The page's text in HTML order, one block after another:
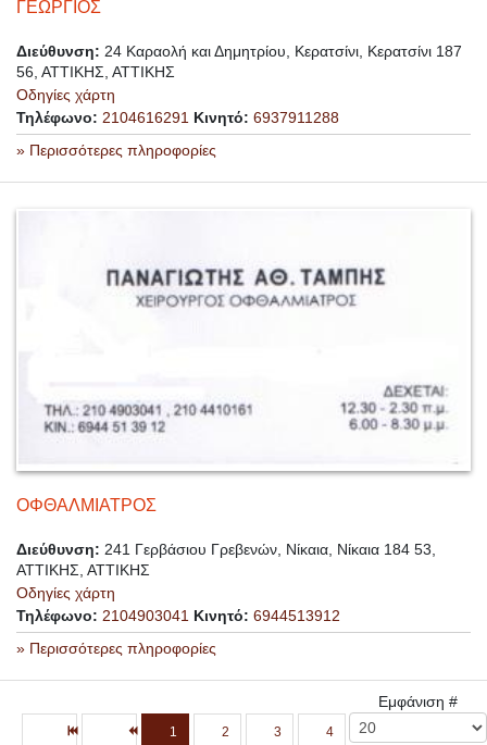
ΓΕΩΡΓΙΟΣ
Διεύθυνση: 24 Καραολή και Δημητρίου, Κερατσίνι, Κερατσίνι 187
56, ΑΤΤΙΚΗΣ, ΑΤΤΙΚΗΣ
Οδηγίες χάρτη
Τηλέφωνο: 2104616291 Κινητό: 6937911288
» Περισσότερες πληροφορίες
ΟΦΘΑΛΜΙΑΤΡΟΣ
Διεύθυνση: 241 Γερβάσιου Γρεβενών, Νίκαια, Νίκαια 184 53,
ΑΤΤΙΚΗΣ, ΑΤΤΙΚΗΣ
Οδηγίες χάρτη
Τηλέφωνο: 2104903041 Κινητό: 6944513912
» Περισσότερες πληροφορίες
Εμφάνιση #
1 2 3 4